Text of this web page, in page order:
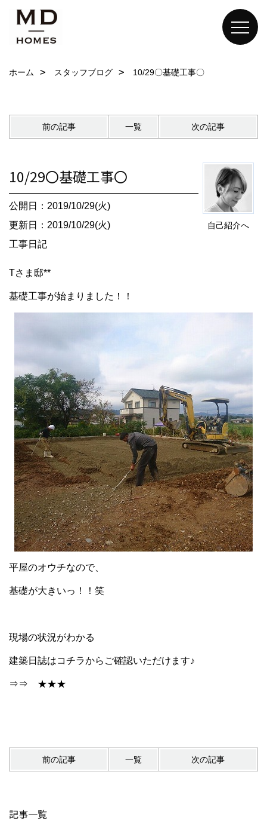
ホーム スタッフブログ 10/29〇基礎工事〇
前の記事 一覧 次の記事
自己紹介へ
10/29〇基礎工事〇
公開日：2019/10/29(火)
更新日：2019/10/29(火)
工事日記
Tさま邸**
基礎工事が始まりました！！
平屋のオウチなので、
基礎が大きいっ！！笑
現場の状況がわかる
建築日誌はコチラからご確認いただけます♪
⇒⇒ ★★★
前の記事 一覧 次の記事
記事一覧